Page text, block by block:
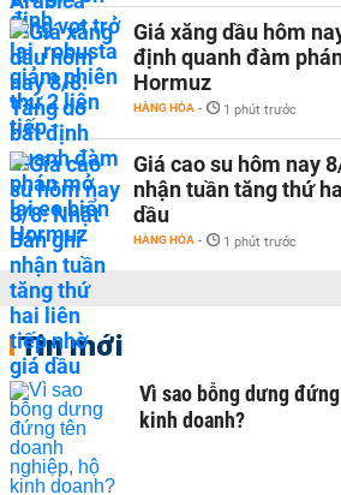
Giá xăng dầu hôm
định quanh đàm
Hormuz
HÀNG HÓA - 1 phút trước
Giá cao su hôm nay
nhận tuần tăng thứ
dầu
HÀNG HÓA - 1 phút trước
Tin mới
Vì sao bỗng dưng
kinh doanh?